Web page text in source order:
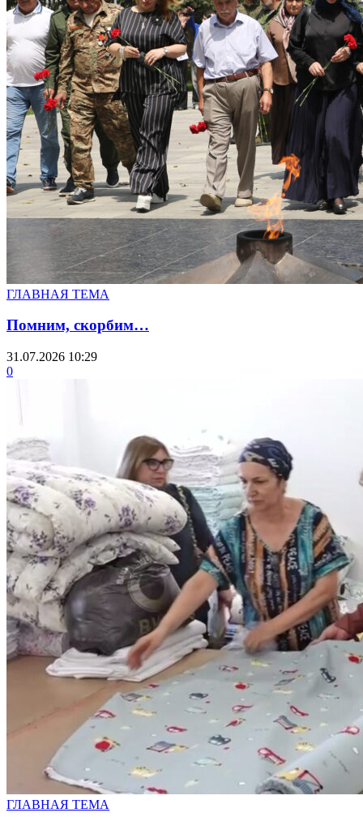
ГЛАВНАЯ ТЕМА
Помним, скорбим…
31.07.2026 10:29
0
ГЛАВНАЯ ТЕМА